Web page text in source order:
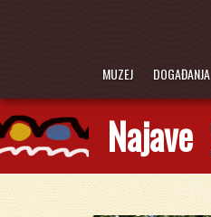
MUZEJ DOGAĐANJA
Najave